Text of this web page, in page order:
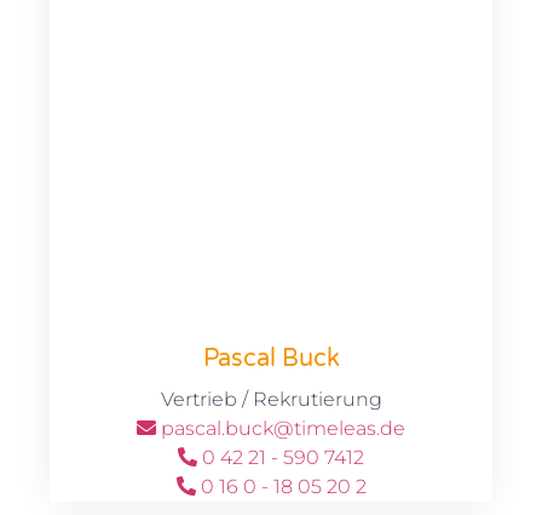
Pascal Buck
Vertrieb / Rekrutierung
pascal.buck@timeleas.de
0 42 21 - 590 7412
0 16 0 - 18 05 20 2